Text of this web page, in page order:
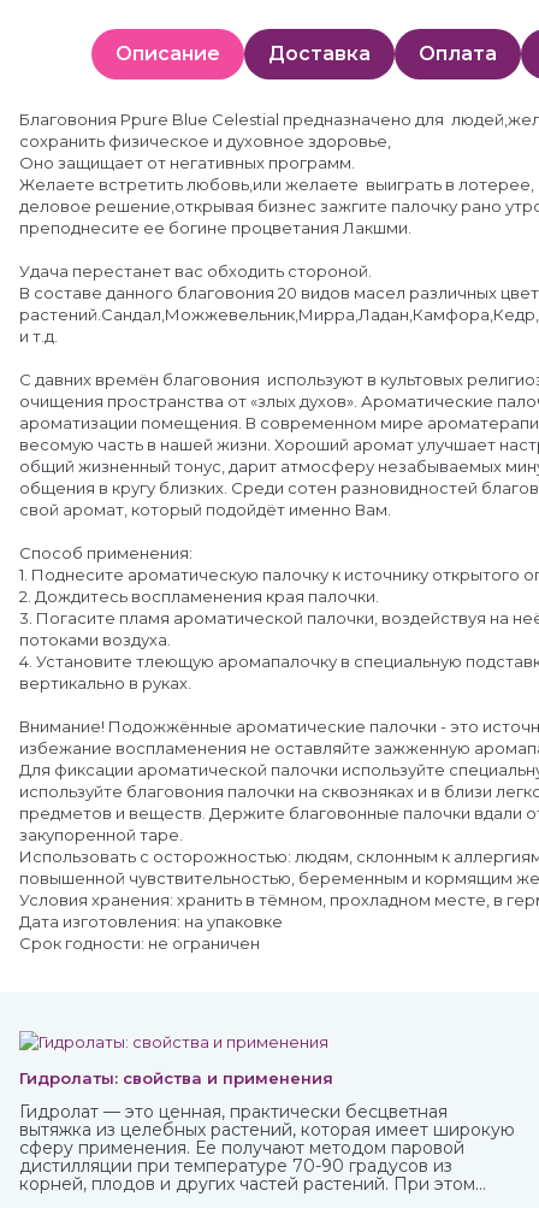
Описание Доставка Оплата
Благовония Ppure Blue Celestial предназначено для
сохранить физическое и духовное здоровье,
Оно защищает от негативных программ.
Желаете встретить любовь,или желаете выиграть в
деловое решение,открывая бизнес зажгите палочку рано
преподнесите ее богине процветания Лакшми.
Удача перестанет вас обходить стороной.
В составе данного благовония 20 видов масел различных
и т.д.
С давних времён благовония используют в культовых
очищения пространства от «злых духов». Ароматические
ароматизации помещения. В современном мире
весомую часть в нашей жизни. Хороший аромат улучшает
общий жизненный тонус, дарит атмосферу незабываемых
общения в кругу близких. Среди сотен разновидностей
свой аромат, который подойдёт именно Вам.
Способ применения:
1. Поднесите ароматическую палочку к источнику открытого
2. Дождитесь воспламенения края палочки.
3. Погасите пламя ароматической палочки, воздействуя на
потоками воздуха.
4. Установите тлеющую аромапалочку в специальную
вертикально в руках.
Внимание! Подожжённые ароматические палочки - это
избежание воспламенения не оставляйте зажженную
Для фиксации ароматической палочки используйте
используйте благовония палочки на сквозняках и в близи
предметов и веществ. Держите благовонные палочки вдали
закупоренной таре.
Использовать с осторожностью: людям, склонным к
повышенной чувствительностью, беременным и кормящим
Условия хранения: хранить в тёмном, прохладном месте, в
Дата изготовления: на упаковке
Срок годности: не ограничен
Гидролаты: свойства и применения
Гидролат — это ценная, практически бесцветная
вытяжка из целебных растений, которая имеет широкую
сферу применения. Ее получают методом паровой
дистилляции при температуре 70-90 градусов из
корней, плодов и других частей растений. При этом